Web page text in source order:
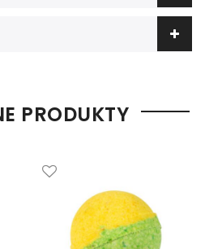
PRODUKTY